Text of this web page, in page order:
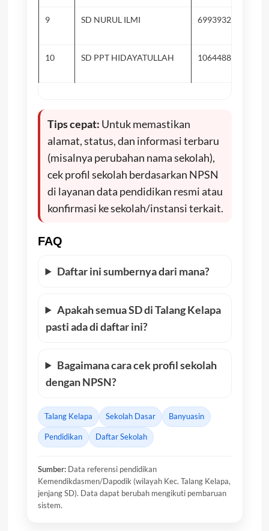
9 SD NURUL ILMI 69939323
10 SD PPT HIDAYATULLAH 10644883
Tips cepat: Untuk memastikan
alamat, status, dan informasi terbaru
(misalnya perubahan nama sekolah),
cek profil sekolah berdasarkan NPSN
di layanan data pendidikan resmi atau
konfirmasi ke sekolah/instansi terkait.
FAQ
Daftar ini sumbernya dari mana?
Apakah semua SD di Talang Kelapa
pasti ada di daftar ini?
Bagaimana cara cek profil sekolah
dengan NPSN?
Talang Kelapa Sekolah Dasar Banyuasin
Pendidikan Daftar Sekolah
Sumber:Data referensi pendidikan
Kemendikdasmen/Dapodik (wilayah Kec. Talang Kelapa,
jenjang SD). Data dapat berubah mengikuti pembaruan
sistem.